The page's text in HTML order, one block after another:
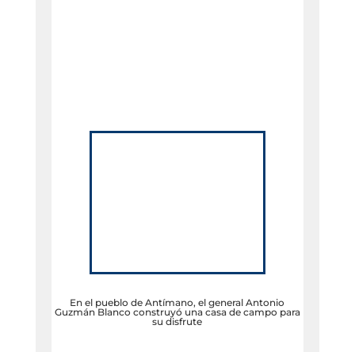
En el pueblo de Antímano, el general Antonio
Guzmán Blanco construyó una casa de campo para
su disfrute